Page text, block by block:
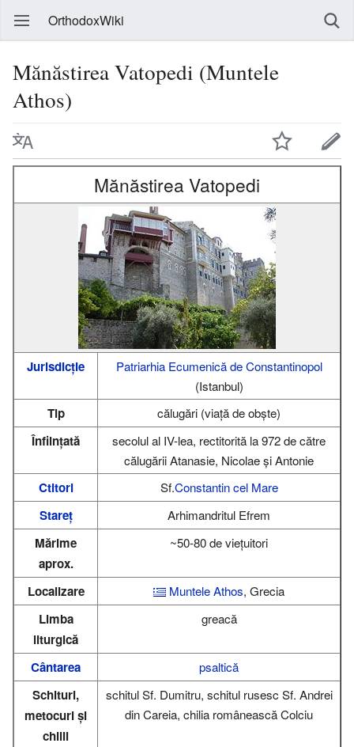
OrthodoxWiki
Mănăstirea Vatopedi (Muntele
Athos)
Mănăstirea Vatopedi
Jurisdicție
Patriarhia Ecumenică de Constantinopol
(Istanbul)
Tip călugări (viață de obște)
Înființată
secolul al IV-lea, rectitorită la 972 de către
călugării Atanasie, Nicolae și Antonie
Ctitori Sf.Constantin cel Mare
Stareț Arhimandritul Efrem
Mărime
aprox.
~50-80 de viețuitori
Localizare Muntele Athos, Grecia
Limba
liturgică
greacă
Cântarea psaltică
Schituri,
metocuri și
chilii
schitul Sf. Dumitru, schitul rusesc Sf. Andrei
din Careia, chilia românească Colciu